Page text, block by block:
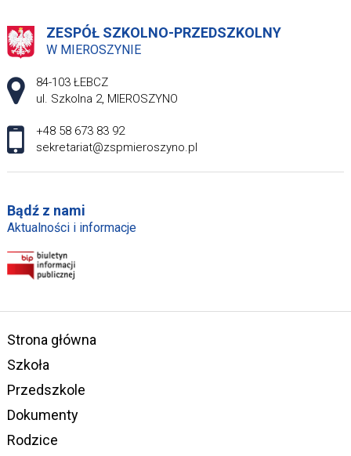
ZESPÓŁ SZKOLNO-PRZEDSZKOLNY
W MIEROSZYNIE
Adres pocztowy:
84-103 ŁEBCZ
ul. Szkolna 2, MIEROSZYNO
+48 58 673 83 92
sekretariat@zspmieroszyno.pl
Bądź z nami
Aktualności i informacje
Strona główna
Szkoła
Przedszkole
Dokumenty
Rodzice